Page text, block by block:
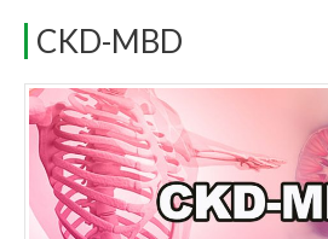
CKD-MBD